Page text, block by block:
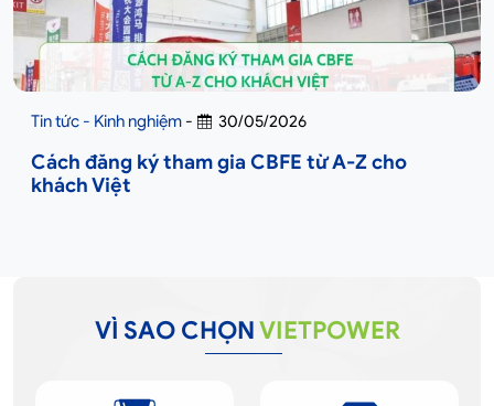
Tin tức - Kinh nghiệm - 30/05/2026
Cách đăng ký tham gia CBFE từ A-Z cho
khách Việt
VÌ SAO CHỌNVIETPOWER